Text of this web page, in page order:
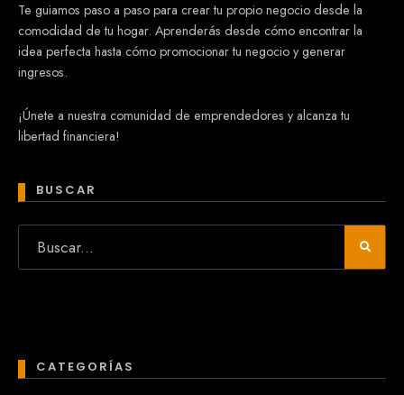
Te guiamos paso a paso para crear tu propio negocio desde la
comodidad de tu hogar. Aprenderás desde cómo encontrar la
idea perfecta hasta cómo promocionar tu negocio y generar
ingresos.
¡Únete a nuestra comunidad de emprendedores y alcanza tu
libertad financiera!
BUSCAR
CATEGORÍAS